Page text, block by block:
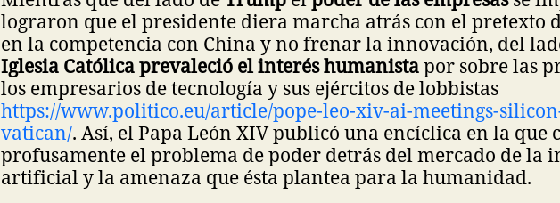
lograron que el presidente diera marcha atrás con el pretexto
en la competencia con China y no frenar la innovación, del
Iglesia Católica prevaleció el interés humanistapor sobre las
los empresarios de tecnología y sus ejércitos de lobbistas
https://www.politico.eu/article/pope-leo-xiv-ai-meetings-
vatican/. Así, el Papa León XIV publicó una encíclica en la que
profusamente el problema de poder detrás del mercado de la
artificial y la amenaza que ésta plantea para la humanidad.